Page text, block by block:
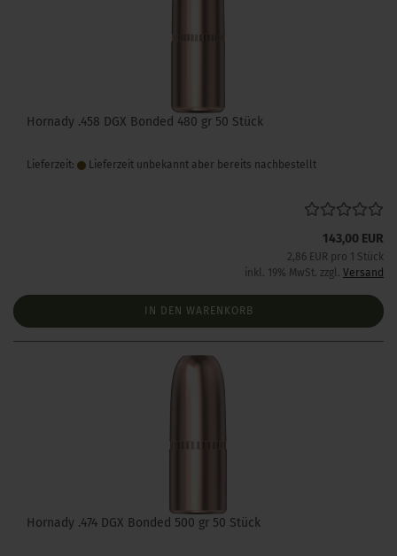
Hornady .458 DGX Bonded 480 gr 50 Stück
Lieferzeit: Lieferzeit unbekannt aber bereits nachbestellt
143,00 EUR
2,86 EUR pro 1 Stück
inkl. 19% MwSt. zzgl. Versand
IN DEN WARENKORB
Hornady .474 DGX Bonded 500 gr 50 Stück